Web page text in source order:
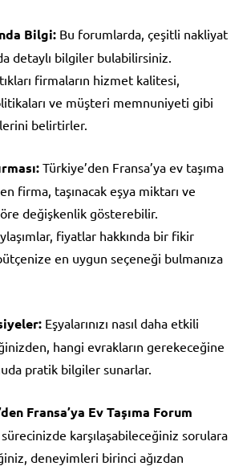
Bilgi: Bu forumlarda, çeşitli nakliyat
detaylı bilgiler bulabilirsiniz.
firmaların hizmet kalitesi,
ve müşteri memnuniyeti gibi
belirtirler.
Türkiye’den Fransa’ya ev taşıma
firma, taşınacak eşya miktarı ve
değişkenlik gösterebilir.
fiyatlar hakkında bir fikir
en uygun seçeneği bulmanıza
Eşyalarınızı nasıl daha etkili
hangi evrakların gerekeceğine
pratik bilgiler sunarlar.
Fransa’ya Ev Taşıma Forum
karşılaşabileceğiniz sorulara
deneyimleri birinci ağızdan